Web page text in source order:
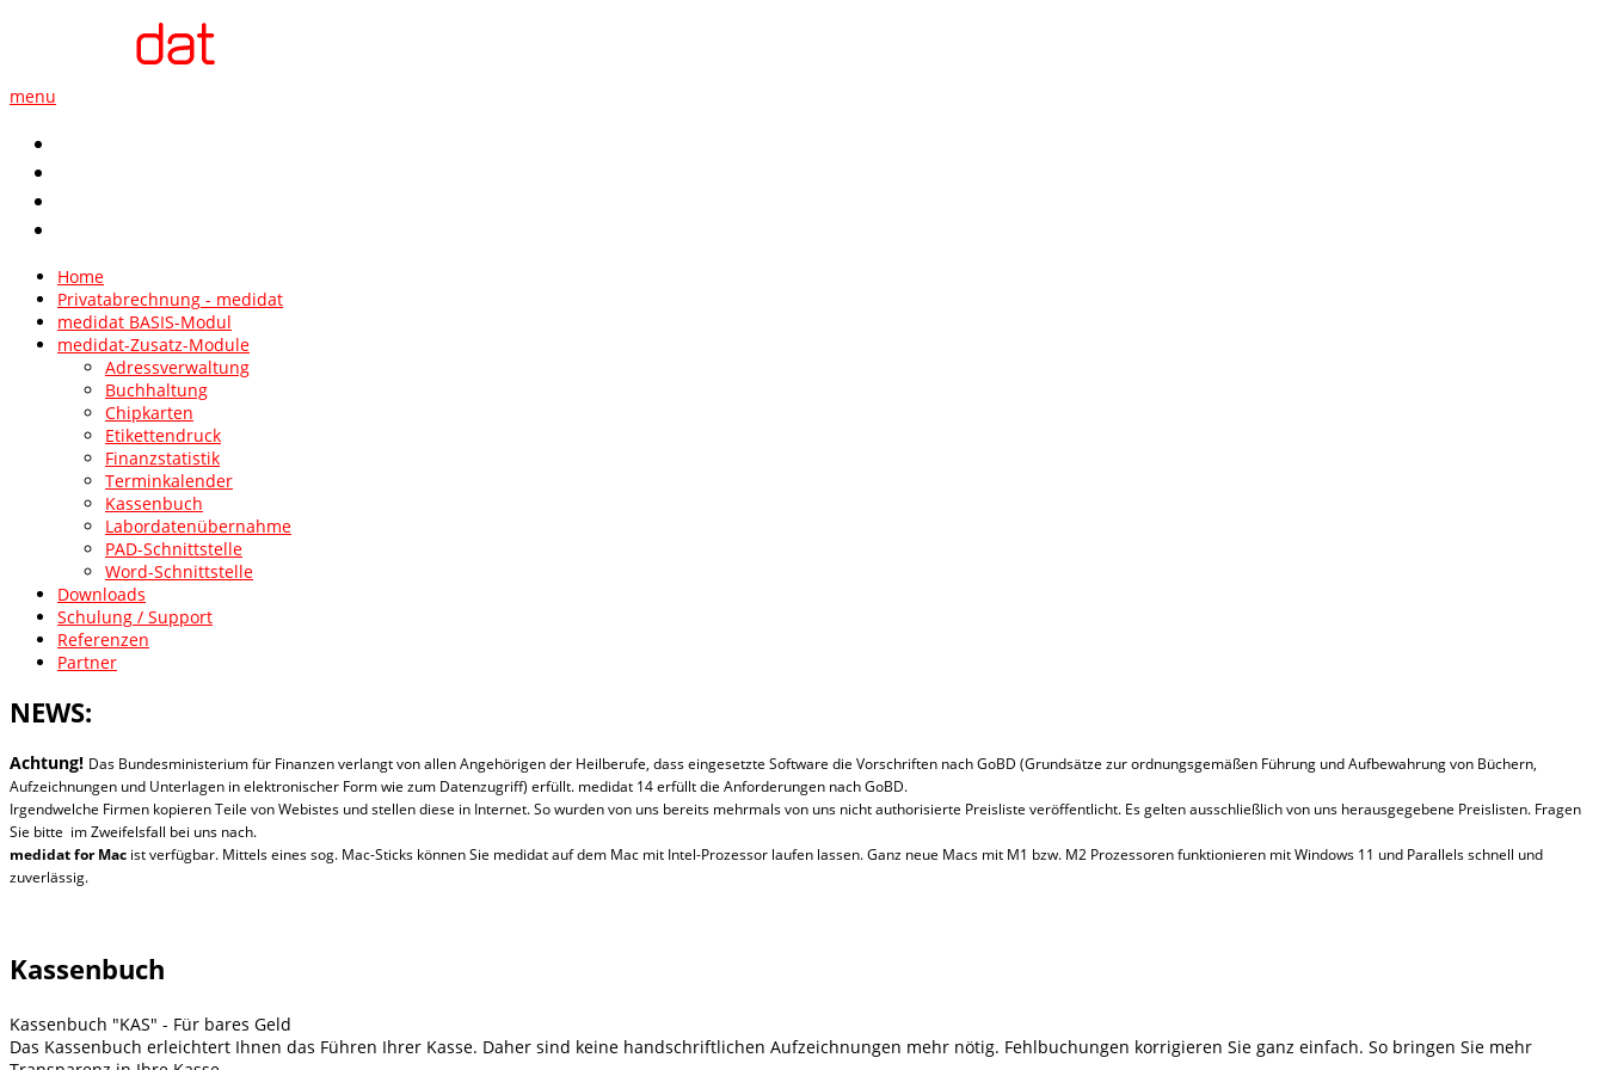
menu
Home
Privatabrechnung - medidat
medidat BASIS-Modul
medidat-Zusatz-Module
Adressverwaltung
Buchhaltung
Chipkarten
Etikettendruck
Finanzstatistik
Terminkalender
Kassenbuch
Labordatenübernahme
PAD-Schnittstelle
Word-Schnittstelle
Downloads
Schulung / Support
Referenzen
Partner
NEWS:
Achtung! Das Bundesministerium für Finanzen verlangt von allen Angehörigen der Heilberufe, dass eingesetzte Software die Vorschriften nach GoBD (Grundsätze zur ordnungsgemäßen Führung und Aufbewahrung von Büchern,
Aufzeichnungen und Unterlagen in elektronischer Form wie zum Datenzugriff) erfüllt. medidat 14 erfüllt die Anforderungen nach GoBD.
Irgendwelche Firmen kopieren Teile von Webistes und stellen diese in Internet. So wurden von uns bereits mehrmals von uns nicht authorisierte Preisliste veröffentlicht. Es gelten ausschließlich von uns herausgegebene Preislisten. Fragen
Sie bitte im Zweifelsfall bei uns nach.
medidat forMac ist verfügbar. Mittels eines sog. Mac-Sticks können Sie medidat auf dem Mac mit Intel-Prozessor laufen lassen. Ganz neue Macs mit M1 bzw. M2 Prozessoren funktionieren mit Windows 11 und Parallels schnell und
zuverlässig.
Kassenbuch
Kassenbuch "KAS" - Für bares Geld
Das Kassenbuch erleichtert Ihnen das Führen Ihrer Kasse. Daher sind keine handschriftlichen Aufzeichnungen mehr nötig. Fehlbuchungen korrigieren Sie ganz einfach. So bringen Sie mehr